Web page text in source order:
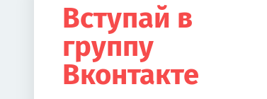
Вступай в
группу
Вконтакте